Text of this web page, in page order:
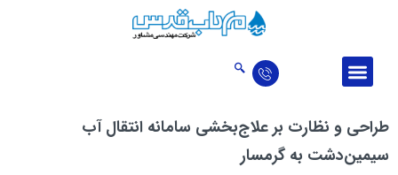
طراحی و نظارت بر علاج‌بخشي سامانه انتقال آب
سيمين‌دشت به گرمسار